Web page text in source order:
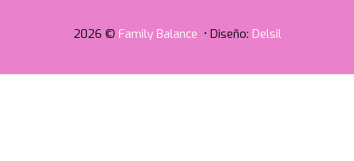
2026 © Family Balance • Diseño: Delsil